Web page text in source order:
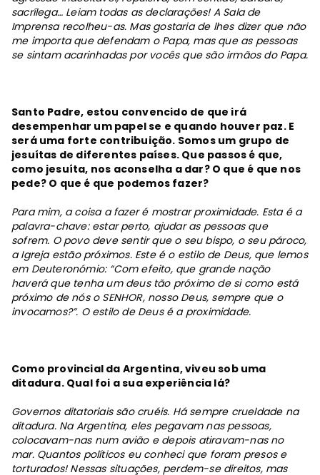
sacrílega… Leiam todas as declarações! A Sala de
Imprensa recolheu-as. Mas gostaria de lhes dizer que não
me importa que defendam o Papa, mas que as pessoas
se sintam acarinhadas por vocês que são irmãos do Papa.
Santo Padre, estou convencido de que irá
desempenhar um papel se e quando houver paz. E
será uma forte contribuição. Somos um grupo de
jesuítas de diferentes países. Que passos é que,
como jesuíta, nos aconselha a dar? O que é que nos
pede? O que é que podemos fazer?
Para mim, a coisa a fazer é mostrar proximidade. Esta é a
palavra-chave: estar perto, ajudar as pessoas que
sofrem. O povo deve sentir que o seu bispo, o seu pároco,
a Igreja estão próximos. Este é o estilo de Deus, que lemos
em Deuteronómio: “Com efeito, que grande nação
haverá que tenha um deus tão próximo de si como está
próximo de nós o SENHOR, nosso Deus, sempre que o
invocamos?”. O estilo de Deus é a proximidade.
Como provincial da Argentina, viveu sob uma
ditadura. Qual foi a sua experiência lá?
Governos ditatoriais são cruéis. Há sempre crueldade na
ditadura. Na Argentina, eles pegavam nas pessoas,
colocavam-nas num avião e depois atiravam-nas no
mar. Quantos políticos eu conheci que foram presos e
torturados! Nessas situações, perdem-se direitos, mas